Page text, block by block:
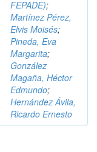
FEPADE);
Martínez Pérez,
Elvis Moisés;
Pineda, Eva
Margarita;
González
Magaña, Héctor
Edmundo;
Hernández Ávila,
Ricardo Ernesto